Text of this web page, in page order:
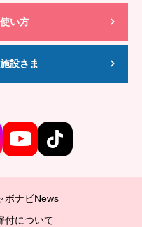
い方
設さま
ボナビNews
付について